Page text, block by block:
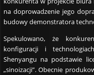
na doprowadzenie jego
budowy demonstratora
Spekulowano, że
konfiguracji i
Shenyangu na podstawie
„sinoizacji”. Obecnie